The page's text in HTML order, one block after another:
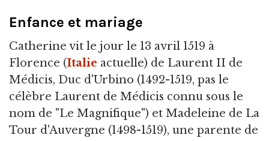
Enfance et mariage
Catherine vit le jour le 13 avril 1519 à
Florence (Italie actuelle) de Laurent II de
Médicis, Duc d'Urbino (1492-1519, pas le
célèbre Laurent de Médicis connu sous le
nom de "Le Magnifique") et Madeleine de La
Tour d'Auvergne (1498-1519), une parente de